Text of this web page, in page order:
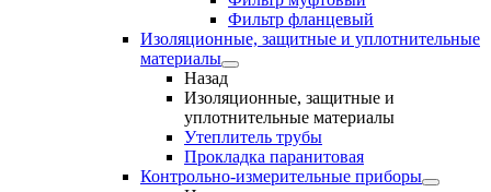
Фильтр фланцевый
Изоляционные, защитные и уплотнительные
материалы
Назад
Изоляционные, защитные и
уплотнительные материалы
Утеплитель трубы
Прокладка паранитовая
Контрольно-измерительные приборы